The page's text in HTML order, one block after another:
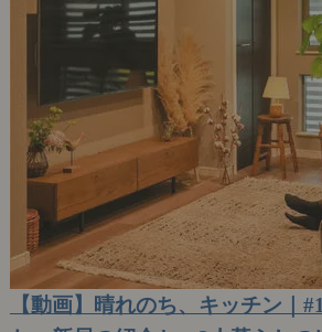
【動画】晴れのち、キッチン｜